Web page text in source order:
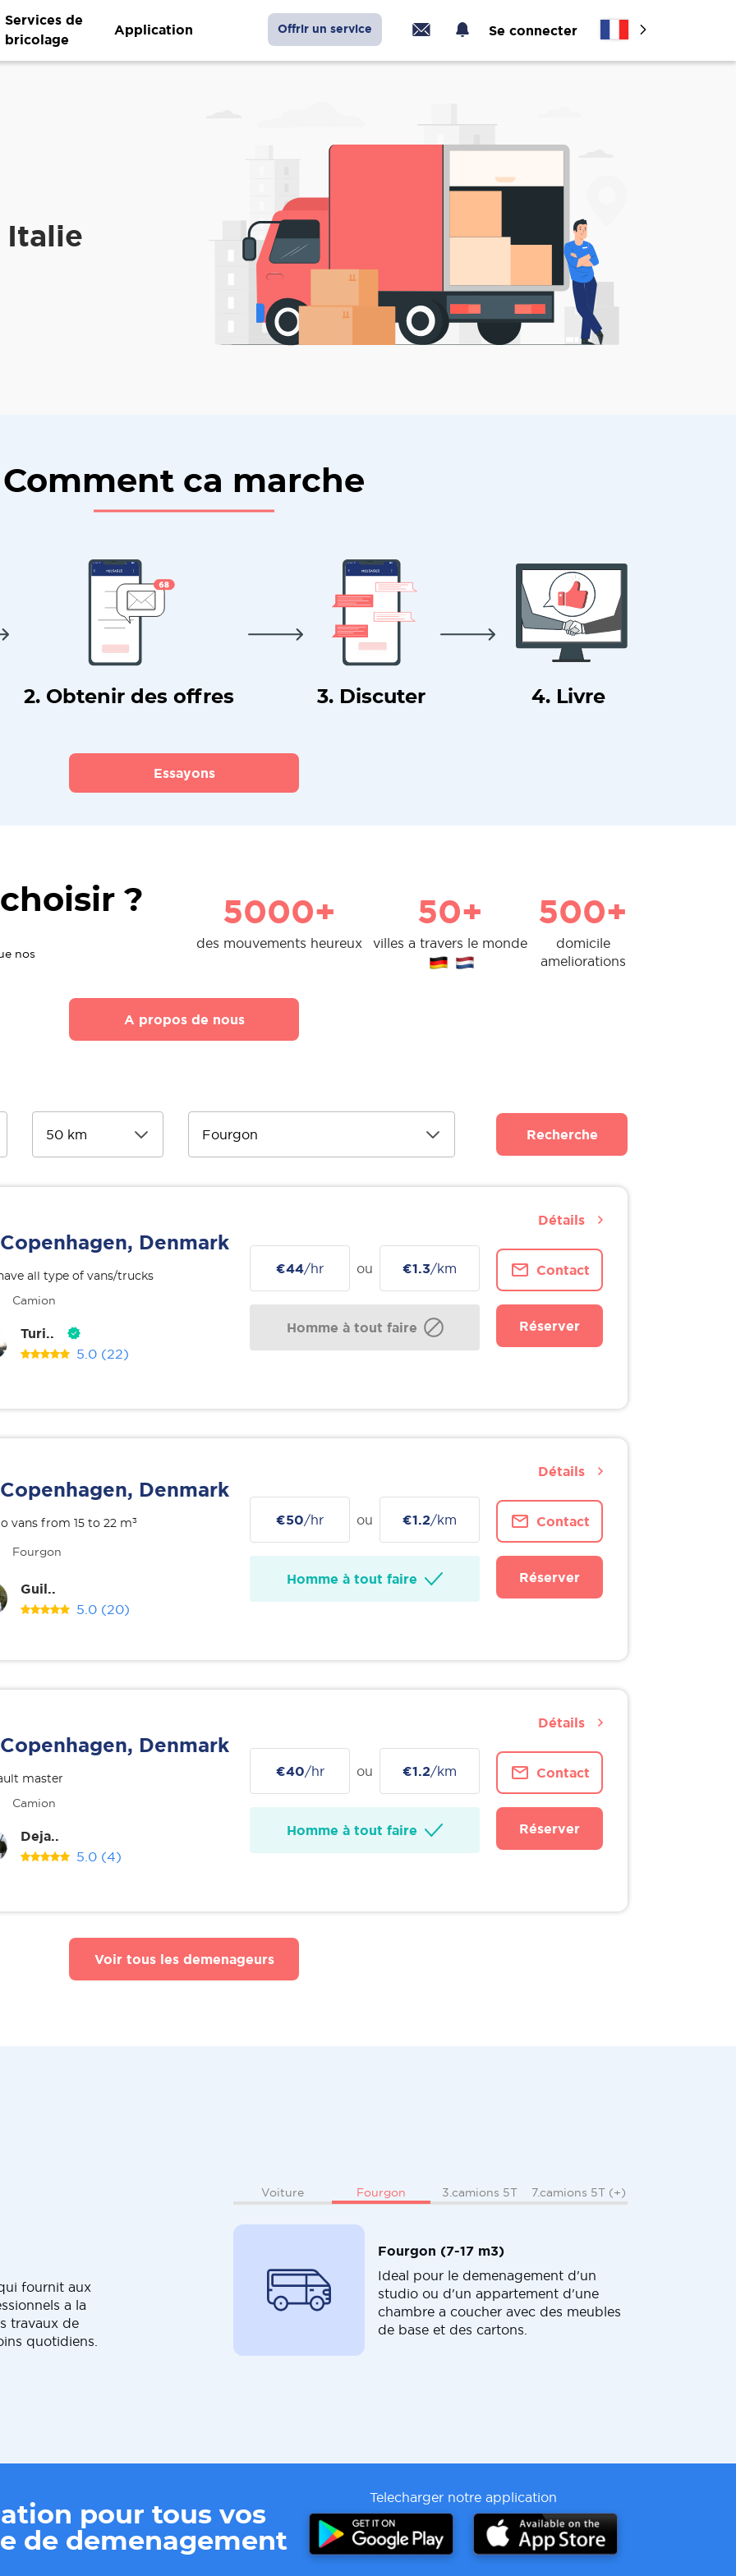
Services de
bricolage
Application Offrir un service Se connecter
Italie
Comment ca marche
2. Obtenir des offres 3. Discuter 4. Livre
Essayons
?
nos
5000+
des mouvements heureux
50+
villes a travers le monde
500+
domicile
ameliorations
A propos de nous
Recherche
Copenhagen, Denmark
all type of vans/trucks
Camion
Turi..
5.0 (22)
€44/hr ou €1.3/km
Homme à tout faire
Contact
Réserver
Détails
Copenhagen, Denmark
vans from 15 to 22 m³
Fourgon
Guil..
5.0 (20)
€50/hr ou €1.2/km
Homme à tout faire
Contact
Réserver
Détails
Copenhagen, Denmark
master
Camion
Deja..
5.0 (4)
€40/hr ou €1.2/km
Homme à tout faire
Contact
Réserver
Détails
Voir tous les demenageurs
fournit aux
a la
travaux de
quotidiens.
Voiture Fourgon 3.camions 5T 7.camions 5T (+)
Fourgon (7-17 m3)
Ideal pour le demenagement d'un
studio ou d'un appartement d'une
chambre a coucher avec des meubles
de base et des cartons.
pour tous vos
de demenagement
Telecharger notre application